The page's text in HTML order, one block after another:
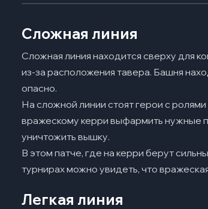
Сложная линия
Сложная линия находится сверху для
из-за расположения тавера. Башня
опасно.
На сложной линии стоят герои с
вражескому керри выфармить нужные
уничтожить вышку.
В этом патче, где на керри берут
турнирах можно увидеть, что
Легкая линия